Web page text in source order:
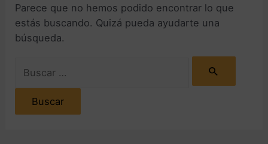
Parece que no hemos podido encontrar lo que
estás buscando. Quizá pueda ayudarte una
búsqueda.